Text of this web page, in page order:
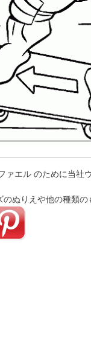
ァエル のために当社
ぬりえや他の種類の